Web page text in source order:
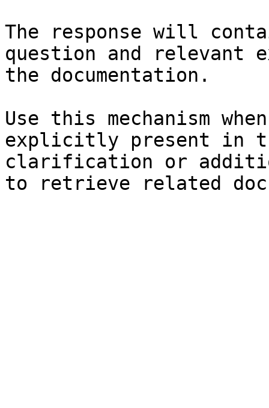
The response will
question and relevant
the documentation.
Use this mechanism
explicitly present in
clarification or